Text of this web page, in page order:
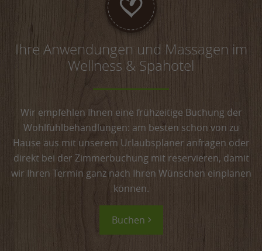
Ihre Anwendungen und Massagen im
Wellness & Spahotel
Wir empfehlen Ihnen eine frühzeitige Buchung der
Wohlfühlbehandlungen: am besten schon von zu
Hause aus mit unserem Urlaubsplaner anfragen oder
direkt bei der Zimmerbuchung mit reservieren, damit
wir Ihren Termin ganz nach Ihren Wünschen einplanen
können.
Buchen